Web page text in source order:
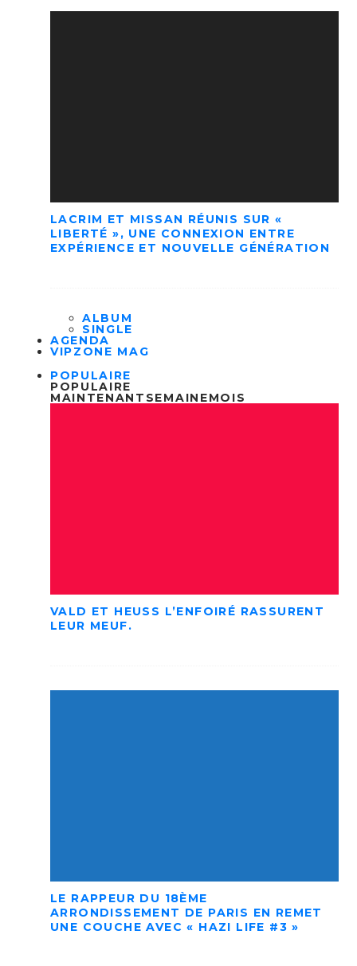
LACRIM ET MISSAN RÉUNIS SUR «
LIBERTÉ », UNE CONNEXION ENTRE
EXPÉRIENCE ET NOUVELLE GÉNÉRATION
ALBUM
SINGLE
AGENDA
VIPZONE MAG
POPULAIRE
POPULAIRE
MAINTENANT SEMAINEMOIS
VALD ET HEUSS L’ENFOIRÉ RASSURENT
LEUR MEUF.
LE RAPPEUR DU 18ÈME
ARRONDISSEMENT DE PARIS EN REMET
UNE COUCHE AVEC « HAZI LIFE #3 »